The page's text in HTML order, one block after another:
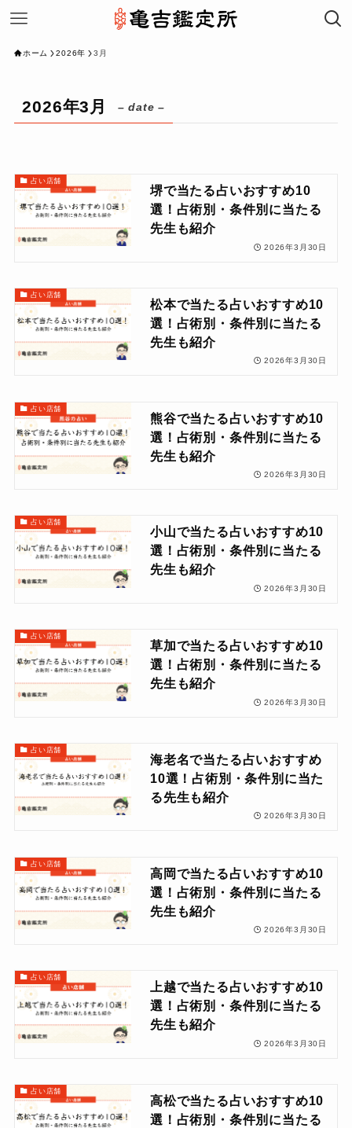
ホーム 2026年 3月
2026年3月 – date –
占い店舗
堺で当たる占いおすすめ10
選！占術別・条件別に当たる
先生も紹介
2026年3月30日
占い店舗
松本で当たる占いおすすめ10
選！占術別・条件別に当たる
先生も紹介
2026年3月30日
占い店舗
熊谷で当たる占いおすすめ10
選！占術別・条件別に当たる
先生も紹介
2026年3月30日
占い店舗
小山で当たる占いおすすめ10
選！占術別・条件別に当たる
先生も紹介
2026年3月30日
占い店舗
草加で当たる占いおすすめ10
選！占術別・条件別に当たる
先生も紹介
2026年3月30日
占い店舗
海老名で当たる占いおすすめ
10選！占術別・条件別に当た
る先生も紹介
2026年3月30日
占い店舗
高岡で当たる占いおすすめ10
選！占術別・条件別に当たる
先生も紹介
2026年3月30日
占い店舗
上越で当たる占いおすすめ10
選！占術別・条件別に当たる
先生も紹介
2026年3月30日
占い店舗
高松で当たる占いおすすめ10
選！占術別・条件別に当たる